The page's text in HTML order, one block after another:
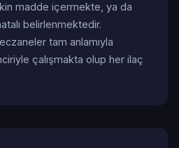
madde içermekte, ya da
belirlenmektedir.
tam anlamıyla
çalışmakta olup her ilaç